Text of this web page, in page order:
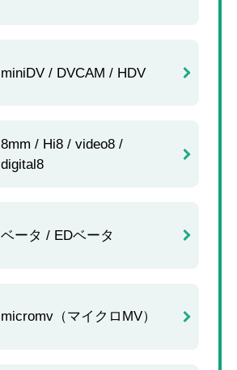
miniDV / DVCAM / HDV
8mm / Hi8 / video8 /
digital8
ベータ / EDベータ
micromv（マイクロMV）